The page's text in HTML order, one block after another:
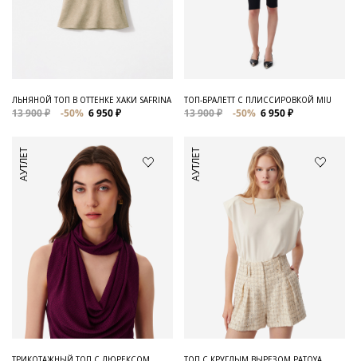
ЛЬНЯНОЙ ТОП В ОТТЕНКЕ ХАКИ SAFRINA
13 900 ₽ -50% 6 950 ₽
ТОП-БРАЛЕТТ С ПЛИССИРОВКОЙ MIU
13 900 ₽ -50% 6 950 ₽
АУТЛЕТ АУТЛЕТ